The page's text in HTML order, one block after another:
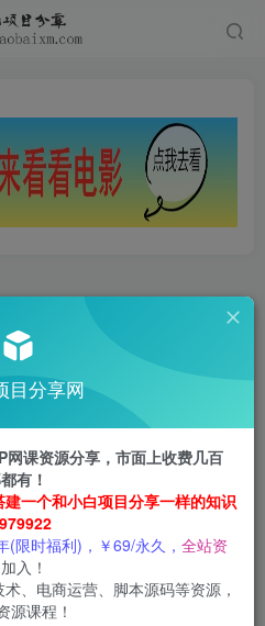
新人也能快速上手，轻
关注
0 211 37
看
限时特惠
云币 99
已售 33
目分享网
课资源分享，市面上收费几百
有！
一个和小白项目分享一样的知识
(限时福利)，￥69/永久， 全站资
入！
、电商运营、脚本源码等资源，
源课程！